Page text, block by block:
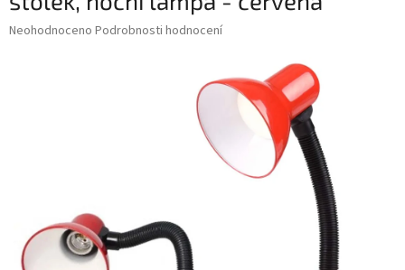
Průměrné
Neohodnoceno Podrobnosti hodnocení